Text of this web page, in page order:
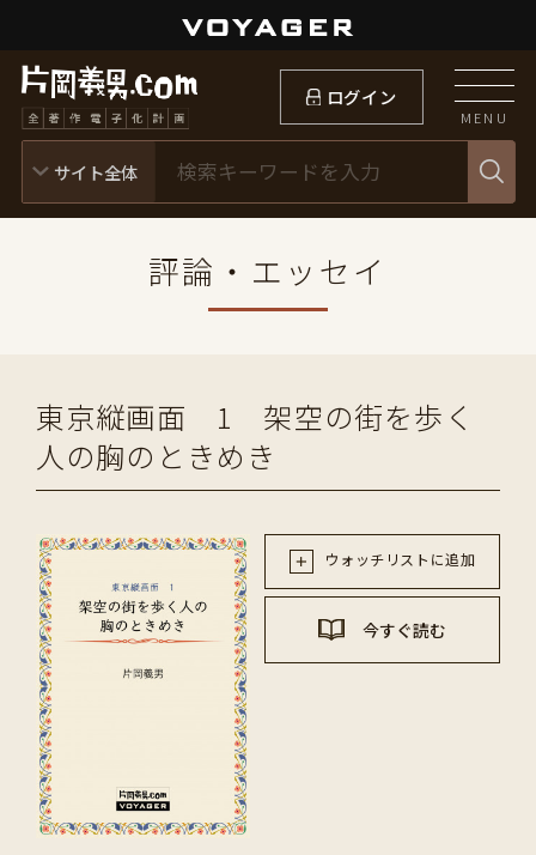
ログイン
MENU
評論・エッセイ
東京縦画面 1 架空の街を歩く
人の胸のときめき
ウォッチリストに追加
今すぐ読む